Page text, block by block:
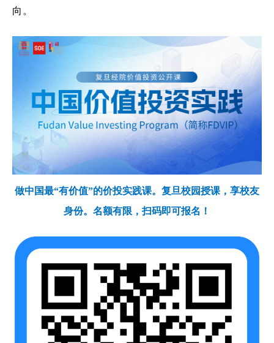
向。
做中国最“有价值”的价投实践课。复旦校园授课，享校友
身份。名额有限，扫码即可报名！